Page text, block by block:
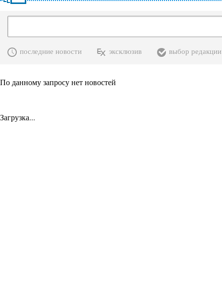
последние новости эксклюзив выбор редакции
По данному запросу нет новостей
Загрузка...